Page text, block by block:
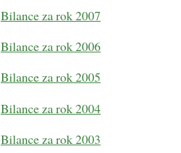
Bilance za rok 2007
Bilance za rok 2006
Bilance za rok 2005
Bilance za rok 2004
Bilance za rok 2003